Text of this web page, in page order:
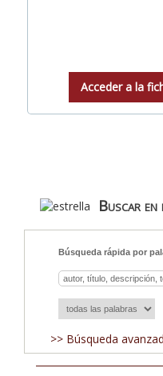
Acceder a la
Buscar
Búsqueda rápida por
>> Búsqueda